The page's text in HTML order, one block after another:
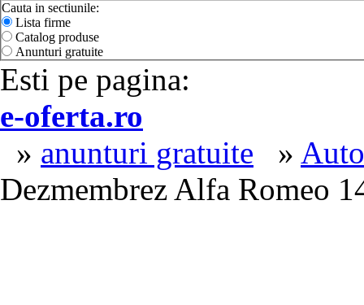
Cauta in sectiunile:
Lista firme
Catalog produse
Anunturi gratuite
Esti pe pagina:
e-oferta.ro
» anunturi gratuite »
Dezmembrez Alfa Romeo